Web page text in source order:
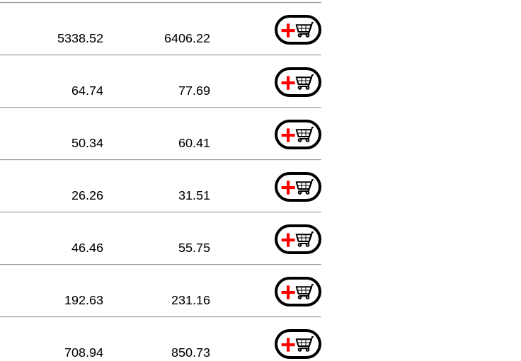
+
5338.52 6406.22
+
64.74 77.69
+
50.34 60.41
+
26.26 31.51
+
46.46 55.75
+
192.63 231.16
+
708.94 850.73